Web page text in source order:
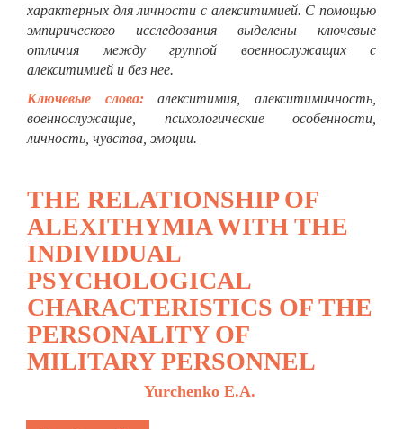
характерных для личности с алекситимией. С помощью
эмпирического исследования выделены ключевые
отличия между группой военнослужащих с
алекситимией и без нее.
Ключевые слова:
алекситимия, алекситимичность,
военнослужащие, психологические особенности,
личность, чувства, эмоции.
THE RELATIONSHIP OF
ALEXITHYMIA WITH THE
INDIVIDUAL
PSYCHOLOGICAL
CHARACTERISTICS OF THE
PERSONALITY OF
MILITARY PERSONNEL
Yurchenko E.A.